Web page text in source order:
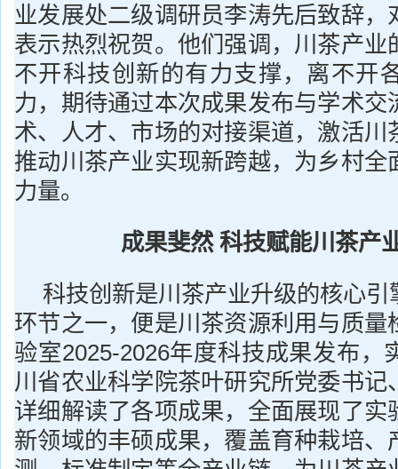
业发展处二级调研员李涛先后致辞，
表示热烈祝贺。他们强调，川茶产业
不开科技创新的有力支撑，离不开
力，期待通过本次成果发布与学术交
术、人才、市场的对接渠道，激活川
推动川茶产业实现新跨越，为乡村全
力量。
成果斐然 科技赋能川茶产
科技创新是川茶产业升级的核心
环节之一，便是川茶资源利用与质量
验室2025-2026年度科技成果发布，
川省农业科学院茶叶研究所党委书记
详细解读了各项成果，全面展现了实
新领域的丰硕成果，覆盖育种栽培、